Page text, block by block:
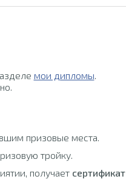
мои дипломы.
призовые места.
тройку.
получает сертификат